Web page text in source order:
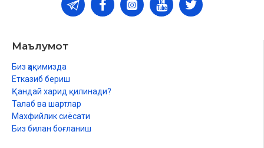
Маълумот
Биз ҳақимизда
Етказиб бериш
Қандай харид қилинади?
Талаб ва шартлар
Махфийлик сиёсати
Биз билан боғланиш